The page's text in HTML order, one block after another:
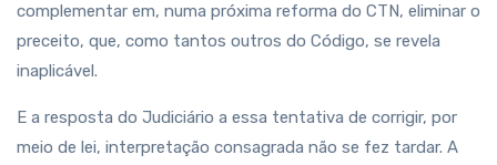
complementar em, numa próxima reforma do CTN, eliminar o
preceito, que, como tantos outros do Código, se revela
inaplicável.
E a resposta do Judiciário a essa tentativa de corrigir, por
meio de lei, interpretação consagrada não se fez tardar. A